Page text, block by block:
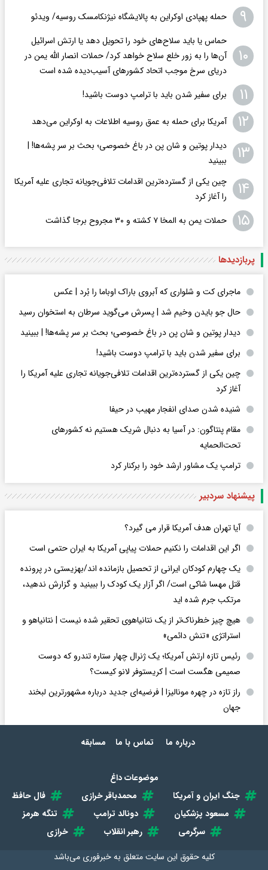
۹ حمله پهپادی اوکراین به پالایشگاه نیژنکامسک روسیه/ ویدئو
۱۰
حماس یا باید سلاح‌های خود را تحویل دهد یا ارتش اسرائیل
آن‌ها را به‌ زور خلع سلاح خواهد کرد/ حملات انصار الله یمن در
دریای سرخ موجب اتحاد کشورهای آسیب‌دیده شده است
۱۱ برای سفیر شدن باید با ترامپ دوست باشید!
۱۲ آمریکا برای حمله به عمق روسیه اطلاعات به اوکراین می‌دهد
۱۳
دیدار پوتین و شان پن در باغ خصوصی؛ بحث بر سر پشه‌ها! |
ببینید
۱۴
چین یکی از گسترده‌ترین اقدامات تلافی‌جویانه تجاری علیه آمریکا
را آغاز کرد
۱۵ حملات یمن به المخا ۷ کشته و ۳۰ مجروح برجا گذاشت
پربازدید‌ها
ماجرای کت و شلواری که آبروی باراک اوباما را بُرد | عکس
حال جو بایدن وخیم شد | پسرش می‌گوید سرطان به استخوان رسید
دیدار پوتین و شان پن در باغ خصوصی؛ بحث بر سر پشه‌ها! | ببینید
برای سفیر شدن باید با ترامپ دوست باشید!
چین یکی از گسترده‌ترین اقدامات تلافی‌جویانه تجاری علیه آمریکا را
آغاز کرد
شنیده شدن صدای انفجار مهیب در حیفا
مقام پنتاگون: در آسیا به دنبال شریک هستیم نه کشورهای
تحت‌الحمایه
ترامپ یک مشاور ارشد خود را برکنار کرد
پیشنهاد سردبیر
آیا تهران هدف آمریکا قرار می گیرد؟
اگر این اقدامات را نکنیم حملات پیاپی آمریکا به ایران حتمی است
یک چهارم کودکان ایرانی از تحصیل بازمانده اند/بهزیستی در پرونده
قتل مهسا شاکی است/ اگر آزار یک کودک را ببینید و گزارش ندهید،
مرتکب جرم شده اید
هیچ چیز خطرناک‌تر از یک نتانیاهوی تحقیر شده نیست | نتانیاهو و
استراتژی «تنش دائمی»
رئیس تازه ارتش آمریکا؛ یک ژنرال چهار ستاره تندرو که دوست
صمیمی هگست است | کریستوفر لانو کیست؟
راز تازه در چهره مونالیزا | فرضیه‌ای جدید درباره مشهورترین لبخند
جهان
درباره ما تماس با ما مسابقه
موضوعات داغ
جنگ ایران و آمریکا
محمدباقر خرازی
فال حافظ
مسعود پزشکیان
دونالد ترامپ
تنگه هرمز
سرگرمی
رهبر انقلاب
خرازی
کلیه حقوق این سایت متعلق بهخبرفوری می‌باشد